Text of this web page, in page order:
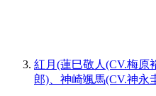
紅月(蓮巳敬人(CV.梅原
郎)、神崎颯馬(CV.神永